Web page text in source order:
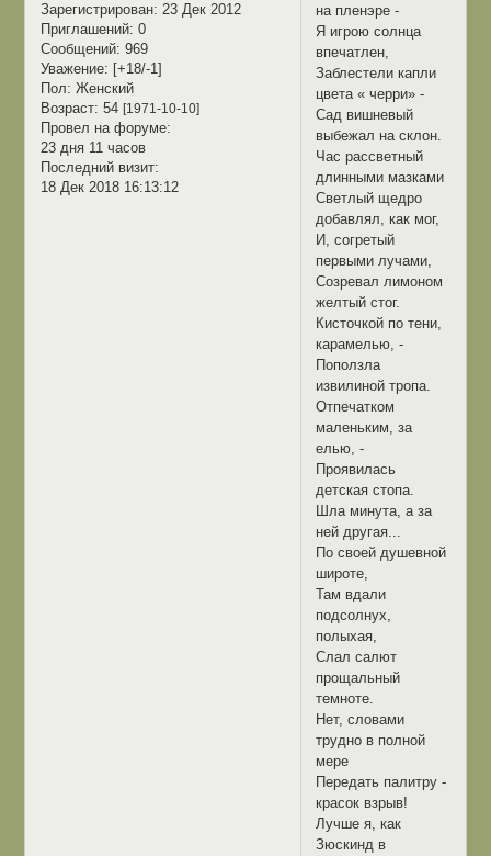
Зарегистрирован: 23 Дек 2012
Приглашений: 0
Сообщений: 969
Уважение: [+18/-1]
Пол: Женский
Возраст: 54 [1971-10-10]
Провел на форуме:
23 дня 11 часов
Последний визит:
18 Дек 2018 16:13:12
на пленэре -
Я игрою солнца
впечатлен,
Заблестели капли
цвета « черри» -
Сад вишневый
выбежал на склон.
Час рассветный
длинными мазками
Светлый щедро
добавлял, как мог,
И, согретый
первыми лучами,
Созревал лимоном
желтый стог.
Кисточкой по тени,
карамелью, -
Поползла
извилиной тропа.
Отпечатком
маленьким, за
елью, -
Проявилась
детская стопа.
Шла минута, а за
ней другая...
По своей душевной
широте,
Там вдали
подсолнух,
полыхая,
Слал салют
прощальный
темноте.
Нет, словами
трудно в полной
мере
Передать палитру -
красок взрыв!
Лучше я, как
Зюскинд в